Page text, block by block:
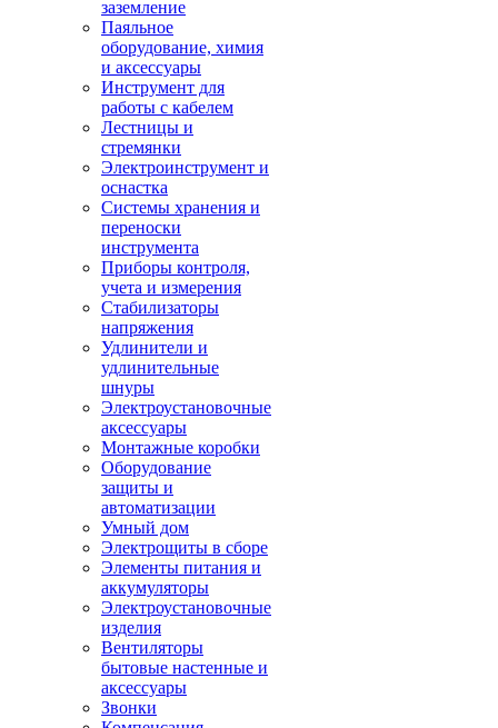
заземление
Паяльное
оборудование, химия
и аксессуары
Инструмент для
работы с кабелем
Лестницы и
стремянки
Электроинструмент и
оснастка
Системы хранения и
переноски
инструмента
Приборы контроля,
учета и измерения
Стабилизаторы
напряжения
Удлинители и
удлинительные
шнуры
Электроустановочные
аксессуары
Монтажные коробки
Оборудование
защиты и
автоматизации
Умный дом
Электрощиты в сборе
Элементы питания и
аккумуляторы
Электроустановочные
изделия
Вентиляторы
бытовые настенные и
аксессуары
Звонки